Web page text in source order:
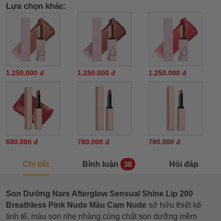
Lựa chọn khác:
1.250.000 đ 1.250.000 đ 1.250.000 đ
680.000 đ 780.000 đ 780.000 đ
Chi tiết Bình luận 38 Hỏi đáp
Son Dưỡng Nars Afterglow Sensual Shine Lip 200
Breathless Pink Nude Màu Cam Nude sở hữu thiết kế
tinh tế, màu son nhẹ nhàng cùng chất son dưỡng mềm